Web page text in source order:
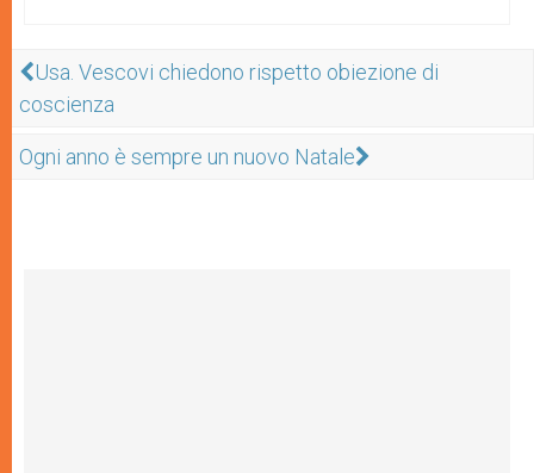
Usa. Vescovi chiedono rispetto obiezione di
coscienza
Ogni anno è sempre un nuovo Natale